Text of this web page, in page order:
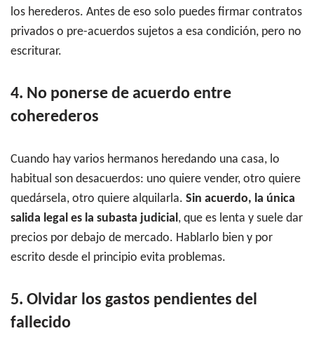
los herederos. Antes de eso solo puedes firmar contratos
privados o pre-acuerdos sujetos a esa condición, pero no
escriturar.
4. No ponerse de acuerdo entre
coherederos
Cuando hay varios hermanos heredando una casa, lo
habitual son desacuerdos: uno quiere vender, otro quiere
quedársela, otro quiere alquilarla. Sin acuerdo, la única
salida legal es la subasta judicial, que es lenta y suele dar
precios por debajo de mercado. Hablarlo bien y por
escrito desde el principio evita problemas.
5. Olvidar los gastos pendientes del
fallecido